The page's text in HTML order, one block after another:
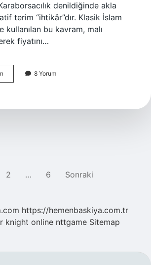
denildiğinde akla
terim “ihtikâr”dır. Klasik İslam
kullanılan bu kavram, malı
fiyatını…
Karaborsacılık
diğer
?
8 Yorum
2 … 6 Sonraki
https://hemenbaskiya.com.tr
knight online nttgame Sitemap